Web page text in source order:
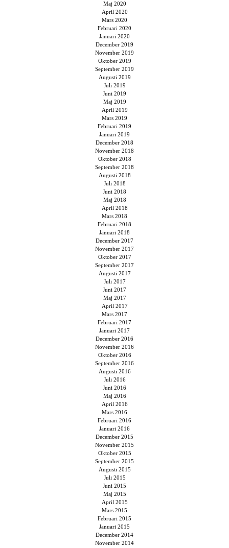
Maj 2020
April 2020
Mars 2020
Februari 2020
Januari 2020
December 2019
November 2019
Oktober 2019
September 2019
Augusti 2019
Juli 2019
Juni 2019
Maj 2019
April 2019
Mars 2019
Februari 2019
Januari 2019
December 2018
November 2018
Oktober 2018
September 2018
Augusti 2018
Juli 2018
Juni 2018
Maj 2018
April 2018
Mars 2018
Februari 2018
Januari 2018
December 2017
November 2017
Oktober 2017
September 2017
Augusti 2017
Juli 2017
Juni 2017
Maj 2017
April 2017
Mars 2017
Februari 2017
Januari 2017
December 2016
November 2016
Oktober 2016
September 2016
Augusti 2016
Juli 2016
Juni 2016
Maj 2016
April 2016
Mars 2016
Februari 2016
Januari 2016
December 2015
November 2015
Oktober 2015
September 2015
Augusti 2015
Juli 2015
Juni 2015
Maj 2015
April 2015
Mars 2015
Februari 2015
Januari 2015
December 2014
November 2014